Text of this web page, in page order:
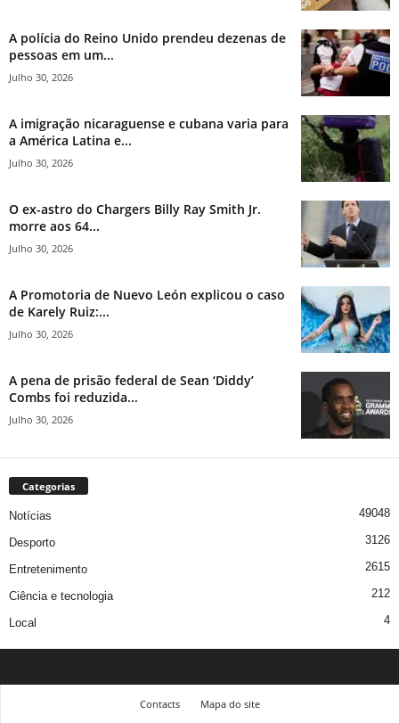
A polícia do Reino Unido prendeu dezenas de
pessoas em um...
Julho 30, 2026
A imigração nicaraguense e cubana varia para
a América Latina e...
Julho 30, 2026
O ex-astro do Chargers Billy Ray Smith Jr.
morre aos 64...
Julho 30, 2026
A Promotoria de Nuevo León explicou o caso
de Karely Ruiz:...
Julho 30, 2026
A pena de prisão federal de Sean ‘Diddy’
Combs foi reduzida...
Julho 30, 2026
Categorias
Notícias 49048
Desporto 3126
Entretenimento 2615
Ciência e tecnologia 212
Local 4
Contacts Mapa do site